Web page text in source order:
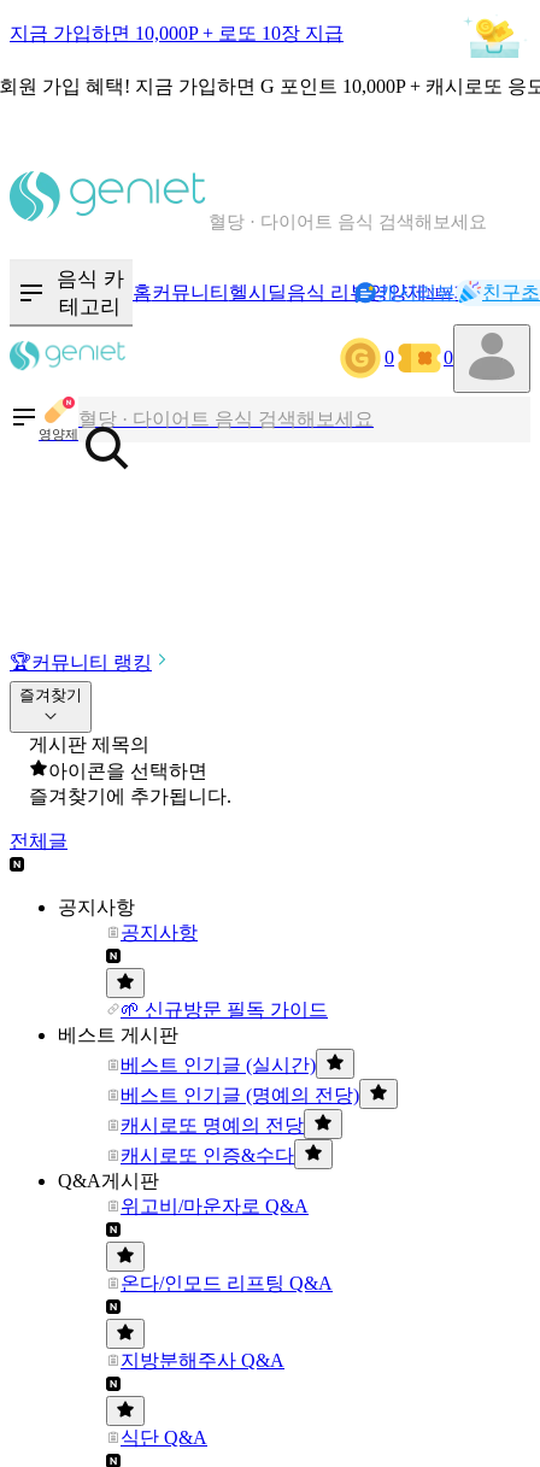
지금 가입하면 10,000P + 로또 10장 지급
원 가입 혜택! 지금 가입하면 G 포인트 10,000P + 캐시로또 응
혈당 · 다이어트 음식 검색해보세요
음식 카
테고리
홈커뮤니티 헬시딜음식 리뷰영양제NEW기록
캐시리뷰 친구
0 0
영양제
칼로리와 영양성분을 검색해보세요
혈당 · 다이어트 음식 검색해보세요
음식 · 영양제 리뷰를 찾아보세요
🏆커뮤니티 랭킹
즐겨찾기
게시판 제목의
아이콘을 선택하면
즐겨찾기에 추가됩니다.
전체글
공지사항
공지사항
🌱 신규방문 필독 가이드
베스트 게시판
베스트 인기글 (실시간)
베스트 인기글 (명예의 전당)
캐시로또 명예의 전당
캐시로또 인증&수다
Q&A게시판
위고비/마운자로 Q&A
온다/인모드 리프팅 Q&A
지방분해주사 Q&A
식단 Q&A